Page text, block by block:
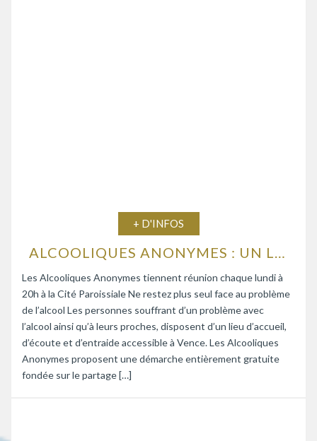
+ D'INFOS
ALCOOLIQUES ANONYMES : UN LIEU D’ÉCOUTE ET D’ENTRAIDE
Les Alcooliques Anonymes tiennent réunion chaque lundi à
20h à la Cité Paroissiale Ne restez plus seul face au problème
de l’alcool Les personnes souffrant d’un problème avec
l’alcool ainsi qu’à leurs proches, disposent d’un lieu d’accueil,
d’écoute et d’entraide accessible à Vence. Les Alcooliques
Anonymes proposent une démarche entièrement gratuite
fondée sur le partage […]